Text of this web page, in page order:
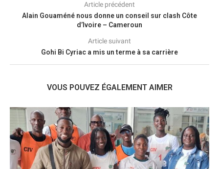
Article précédent
Alain Gouaméné nous donne un conseil sur clash Côte
d’Ivoire – Cameroun
Article suivant
Gohi Bi Cyriac a mis un terme à sa carrière
VOUS POUVEZ ÉGALEMENT AIMER